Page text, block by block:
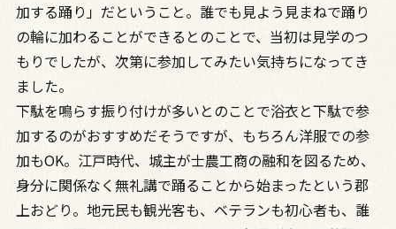
加する踊り」だということ。誰でも見よう見まねで踊り
の輪に加わることができるとのことで、当初は見学のつ
もりでしたが、次第に参加してみたい気持ちになってき
ました。
下駄を鳴らす振り付けが多いとのことで浴衣と下駄で参
加するのがおすすめだそうですが、もちろん洋服での参
加もOK。江戸時代、城主が士農工商の融和を図るため、
身分に関係なく無礼講で踊ることから始まったという郡
上おどり。地元民も観光客も、ベテランも初心者も、誰